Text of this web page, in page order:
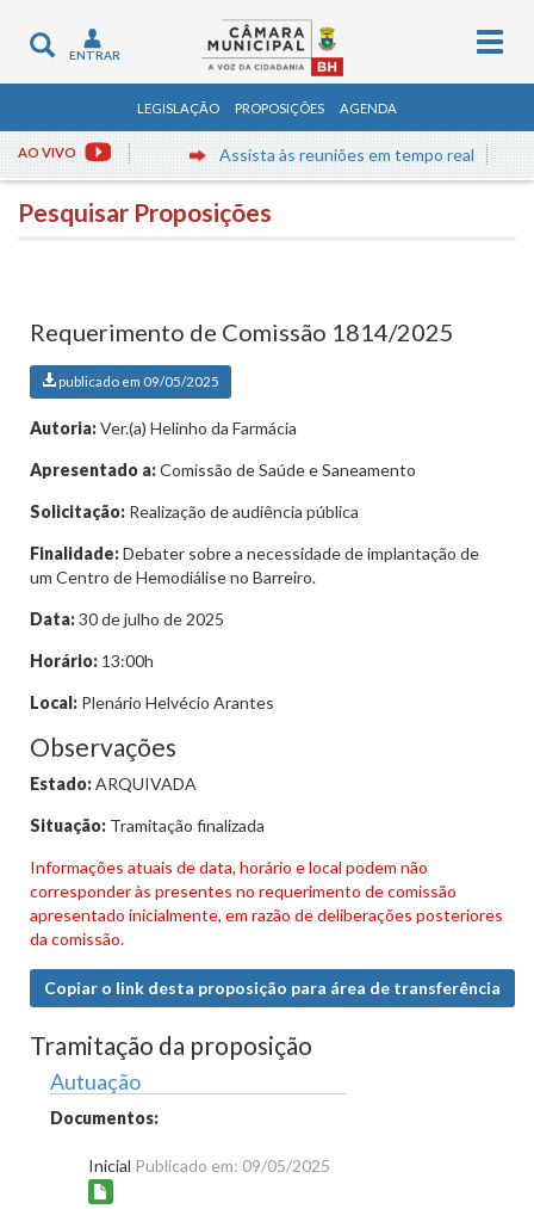
Toggle
navigation
ENTRAR
LEGISLAÇÃO PROPOSIÇÕES AGENDA
AO VIVO Assista às reuniões em tempo real
Pesquisar Proposições
Requerimento de Comissão 1814/2025
publicado em 09/05/2025
Autoria:Ver.(a) Helinho da Farmácia
Apresentado a:Comissão de Saúde e Saneamento
Solicitação: Realização de audiência pública
Finalidade:Debater sobre a necessidade de implantação de
um Centro de Hemodiálise no Barreiro.
Data:30 de julho de 2025
Horário: 13:00h
Local: Plenário Helvécio Arantes
Observações
Estado:ARQUIVADA
Situação: Tramitação finalizada
Informações atuais de data, horário e local podem não
corresponder às presentes no requerimento de comissão
apresentado inicialmente, em razão de deliberações posteriores
da comissão.
Copiar o link desta proposição para área de transferência
Tramitação da proposição
Autuação
Documentos:
Inicial Publicado em: 09/05/2025